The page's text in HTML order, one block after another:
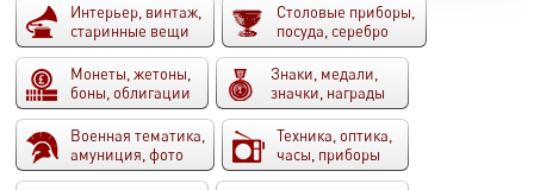
Интерьер, винтаж,
старинные вещи
Столовые приборы,
посуда, серебро
Монеты, жетоны,
боны, облигации
Знаки, медали,
значки, награды
Военная тематика,
амуниция, фото
Техника, оптика,
часы, приборы